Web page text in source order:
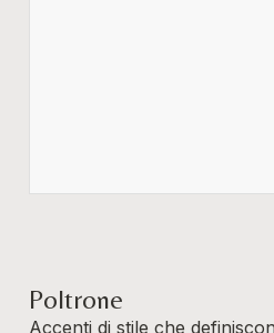
Poltrone
Accenti di stile che